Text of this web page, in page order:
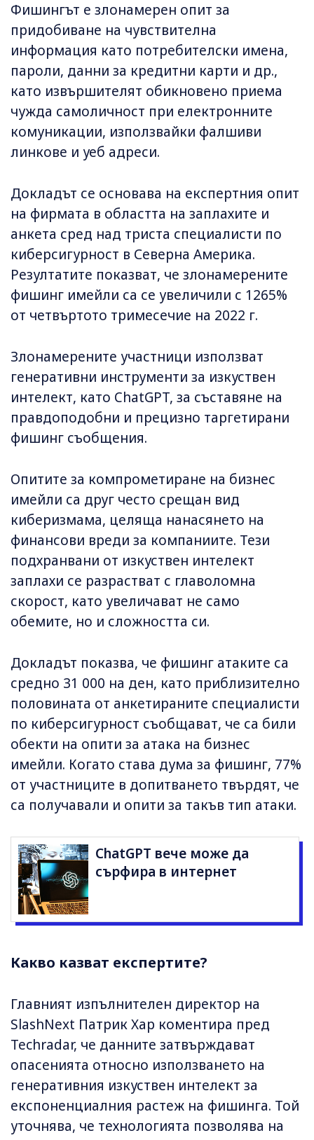
Фишингът е злонамерен опит за
придобиване на чувствителна
информация като потребителски имена,
пароли, данни за кредитни карти и др.,
като извършителят обикновено приема
чужда самоличност при електронните
комуникации, използвайки фалшиви
линкове и уеб адреси.
Докладът се основава на експертния опит
на фирмата в областта на заплахите и
анкета сред над триста специалисти по
киберсигурност в Северна Америка.
Резултатите показват, че злонамерените
фишинг имейли са се увеличили с 1265%
от четвъртото тримесечие на 2022 г.
Злонамерените участници използват
генеративни инструменти за изкуствен
интелект, като ChatGPT, за съставяне на
правдоподобни и прецизно таргетирани
фишинг съобщения.
Опитите за компрометиране на бизнес
имейли са друг често срещан вид
киберизмама, целяща нанасянето на
финансови вреди за компаниите. Тези
подхранвани от изкуствен интелект
заплахи се разрастват с главоломна
скорост, като увеличават не само
обемите, но и сложността си.
Докладът показва, че фишинг атаките са
средно 31 000 на ден, като приблизително
половината от анкетираните специалисти
по киберсигурност съобщават, че са били
обекти на опити за атака на бизнес
имейли. Когато става дума за фишинг, 77%
от участниците в допитването твърдят, че
са получавали и опити за такъв тип атаки.
ChatGPT вече може да
сърфира в интернет
Какво казват експертите?
Главният изпълнителен директор на
SlashNext Патрик Хар коментира пред
Techradar, че данните затвърждават
опасенията относно използването на
генеративния изкуствен интелект за
експоненциалния растеж на фишинга. Той
уточнява, че технологията позволява на